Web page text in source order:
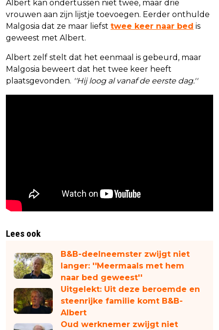
Albert kan ondertussen niet twee, maar drie
vrouwen aan zijn lijstje toevoegen. Eerder onthulde
Malgosia dat ze maar liefst twee keer naar bed is
geweest met Albert.
Albert zelf stelt dat het eenmaal is gebeurd, maar
Malgosia beweert dat het twee keer heeft
plaatsgevonden. ''Hij loog al vanaf de eerste dag.''
Lees ook
B&B-deelneemster zwijgt niet
langer: ''Meermaals met hem
naar bed geweest''
Uitgelekt: Uit deze beroemde en
steenrijke familie komt B&B-
Albert
Oud werknemer zwijgt niet